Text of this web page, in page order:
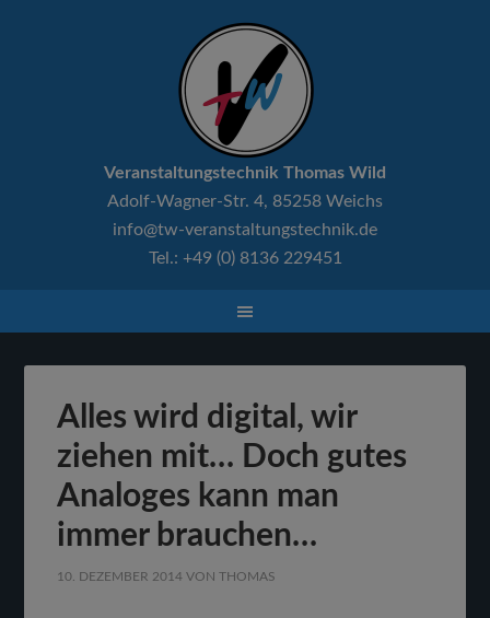
Veranstaltungstechnik Thomas Wild
Adolf-Wagner-Str. 4, 85258 Weichs
info@tw-veranstaltungstechnik.de
Tel.: +49 (0) 8136 229451
Alles wird digital, wir
ziehen mit… Doch gutes
Analoges kann man
immer brauchen…
10. DEZEMBER 2014 VONTHOMAS